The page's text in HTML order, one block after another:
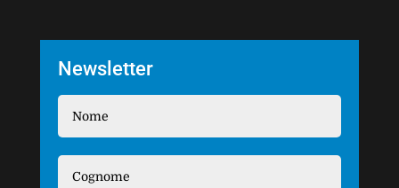
Newsletter